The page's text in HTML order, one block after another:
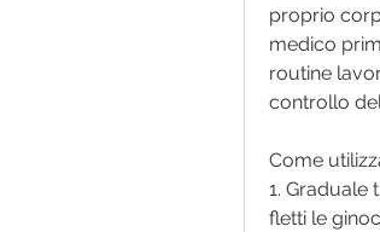
proprio
medico
routine
controllo
Come
1. Graduale
fletti le